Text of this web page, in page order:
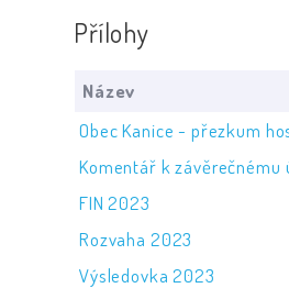
Přílohy
Název
Obec Kanice - přezkum
Komentář k závěrečnému
FIN 2023
Rozvaha 2023
Výsledovka 2023